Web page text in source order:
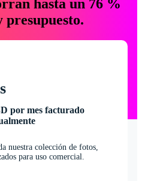
hasta un 76 %
presupuesto.
por mes facturado
nuestra colección de fotos,
para uso comercial.